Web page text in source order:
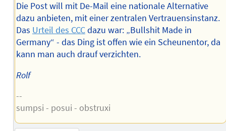
Die Post will mit De-Mail eine nationale Alternative
dazu anbieten, mit einer zentralen Vertrauensinstanz.
Das Urteil des CCCdazu war: „Bullshit Made in
Germany“ - das Ding ist offen wie ein Scheunentor, da
kann man auch drauf verzichten.
Rolf
--
sumpsi - posui - obstruxi